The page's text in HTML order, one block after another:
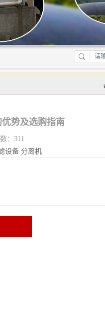
势及选购指南
：311
设备 分离机